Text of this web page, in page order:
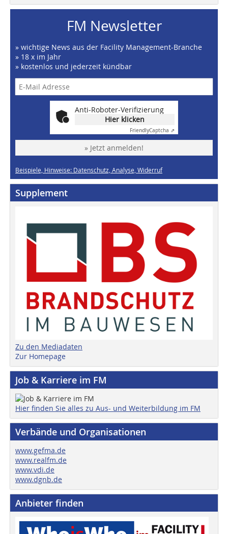
FM Newsletter
» wichtige News aus der Facility Management-Branche
» 18 x im Jahr
» kostenlos und jederzeit kündbar
Anti-Roboter-Verifizierung
Hier klicken
FriendlyCaptcha ⇗
» Jetzt anmelden!
Beispiele, Hinweise: Datenschutz, Analyse, Widerruf
Supplement
Zu den Mediadaten
Zur Homepage
Job & Karriere im FM
Hier finden Sie alles zu Aus- und Weiterbildung im FM
Verbände und Organisationen
www.gefma.de
www.realfm.de
www.vdi.de
www.dgnb.de
Anbieter finden